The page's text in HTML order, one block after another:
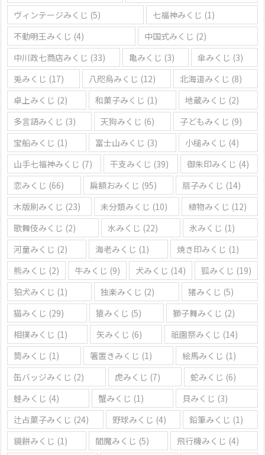
ヴィンテージみくじ (5) 七福神みくじ (1)
不動明王みくじ (4) 中国式みくじ (2)
中川政七商店みくじ (33) 亀みくじ (3) 傘みくじ (3)
兎みくじ (17) 八咫烏みくじ (12) 北海道みくじ (8)
卓上みくじ (2) 和菓子みくじ (1) 地蔵みくじ (2)
多言語みくじ (3) 天狗みくじ (6) 子どもみくじ (9)
宝船みくじ (1) 富士山みくじ (3) 小槌みくじ (4)
山手七福神みくじ (7) 干支みくじ (39) 御朱印みくじ (4)
恋みくじ (66) 扁額おみくじ (95) 扇子みくじ (14)
木版刷みくじ (23) 未分類みくじ (10) 植物みくじ (12)
歌舞伎みくじ (2) 水みくじ (22) 氷みくじ (1)
河童みくじ (2) 海老みくじ (1) 焼き印みくじ (1)
熊みくじ (2) 牛みくじ (9) 犬みくじ (14) 狐みくじ (19)
狛犬みくじ (1) 独楽みくじ (2) 猪みくじ (5)
猫みくじ (29) 猿みくじ (5) 獅子舞みくじ (2)
相撲みくじ (1) 矢みくじ (6) 祇園祭みくじ (14)
筒みくじ (1) 箸置きみくじ (1) 絵馬みくじ (1)
缶バッジみくじ (2) 虎みくじ (7) 蛇みくじ (6)
蛙みくじ (4) 蟹みくじ (1) 貝みくじ (3)
辻占菓子みくじ (24) 野球みくじ (4) 鉛筆みくじ (1)
鏡餅みくじ (1) 閻魔みくじ (5) 飛行機みくじ (4)